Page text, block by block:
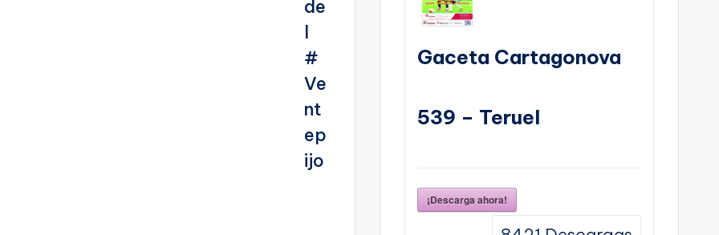
Gaceta Cartagonova
539 – Teruel
¡Descarga ahora!